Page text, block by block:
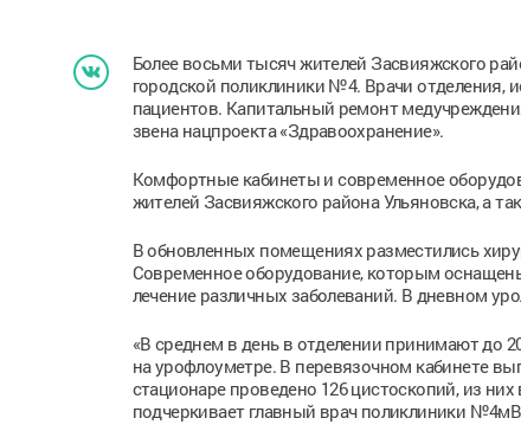
Более восьми тысяч жителей Засвияжского
городской поликлиники №4. Врачи отделения,
пациентов. Капитальный ремонт
звена нацпроекта «Здравоохранение».
Комфортные кабинеты и современное
жителей Засвияжского района Ульяновска, а
В обновленных помещениях разместились
Современное оборудование, которым
лечение различных заболеваний. В дневном
«В среднем в день в отделении принимают до
на урофлоуметре. В перевязочном кабинете
стационаре проведено 126 цистоскопий, из
подчеркивает главный врач поликлиники